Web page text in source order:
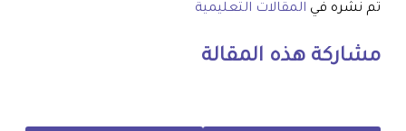
تم نشره في المقالات التعليمية
مشاركة هذه المقالة